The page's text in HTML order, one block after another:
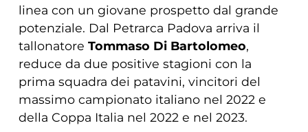
linea con un giovane prospetto dal grande
potenziale. Dal Petrarca Padova arriva il
tallonatore Tommaso Di Bartolomeo,
reduce da due positive stagioni con la
prima squadra dei patavini, vincitori del
massimo campionato italiano nel 2022 e
della Coppa Italia nel 2022 e nel 2023.